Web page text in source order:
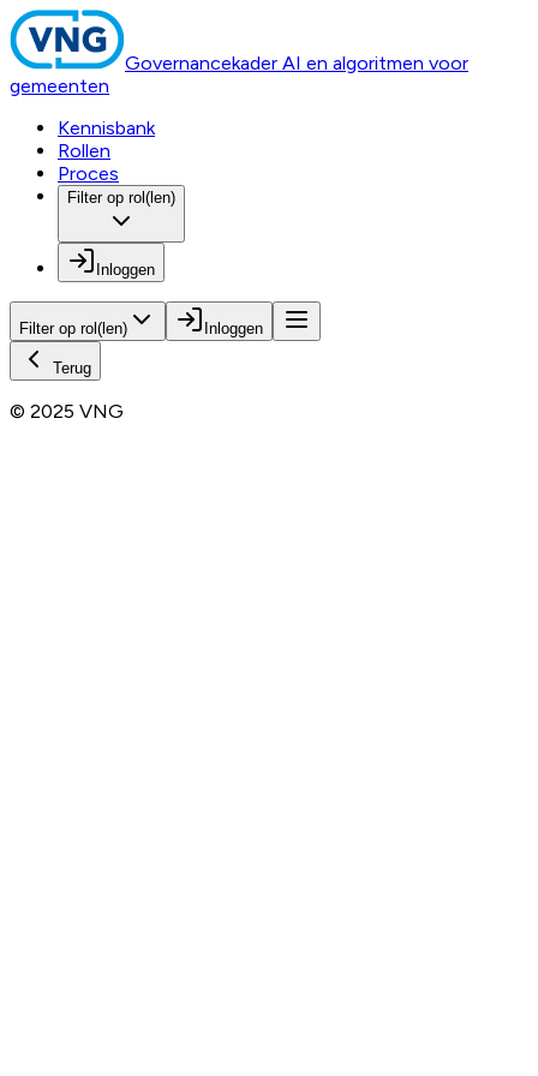
Governancekader AI en algoritmen voor
gemeenten
Kennisbank
Rollen
Proces
Filter op rol(len)
Inloggen
Filter op rol(len) Inloggen
Terug
© 2025 VNG